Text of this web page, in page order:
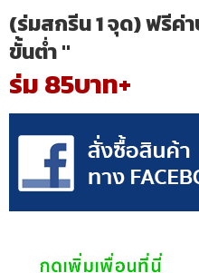
(ร่มสกรีน 1 จุด) ฟรีค่
ขั้นต่ำ "
ร่ม 85บาท+